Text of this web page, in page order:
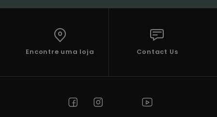
Encontre uma loja Contact Us